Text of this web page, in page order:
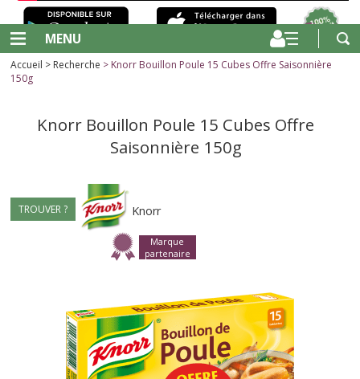
MENU
Accueil > Recherche > Knorr Bouillon Poule 15 Cubes Offre Saisonnière
150g
Knorr Bouillon Poule 15 Cubes Offre
Saisonnière 150g
TROUVER ? Knorr
Marque
partenaire